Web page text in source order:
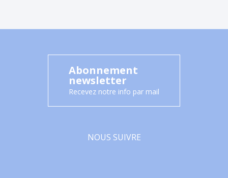
Abonnement
newsletter
Recevez notre info par mail
NOUS SUIVRE